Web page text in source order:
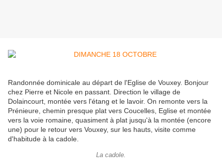
Randonnée dominicale au départ de l'Eglise de Vouxey. Bonjour
chez Pierre et Nicole en passant. Direction le village de
Dolaincourt, montée vers l'étang et le lavoir. On remonte vers la
Prénieure, chemin presque plat vers Coucelles, Eglise et montée
vers la voie romaine, quasiment à plat jusqu'à la montée (encore
une) pour le retour vers Vouxey, sur les hauts, visite comme
d'habitude à la cadole.
La cadole.